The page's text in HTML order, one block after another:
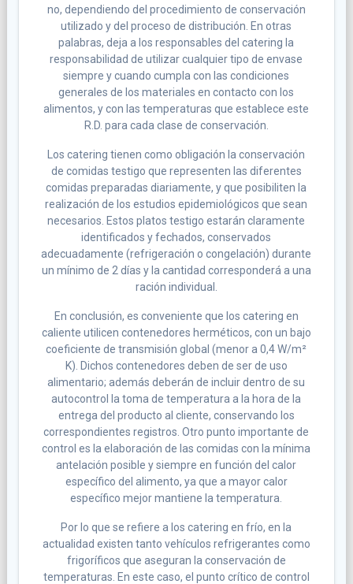
no, dependiendo del procedimiento de conservación
utilizado y del proceso de distribución. En otras
palabras, deja a los responsables del catering la
responsabilidad de utilizar cualquier tipo de envase
siempre y cuando cumpla con las condiciones
generales de los materiales en contacto con los
alimentos, y con las temperaturas que establece este
R.D. para cada clase de conservación.
Los catering tienen como obligación la conservación
de comidas testigo que representen las diferentes
comidas preparadas diariamente, y que posibiliten la
realización de los estudios epidemiológicos que sean
necesarios. Estos platos testigo estarán claramente
identificados y fechados, conservados
adecuadamente (refrigeración o congelación) durante
un mínimo de 2 días y la cantidad corresponderá a una
ración individual.
En conclusión, es conveniente que los catering en
caliente utilicen contenedores herméticos, con un bajo
coeficiente de transmisión global (menor a 0,4 W/m²
K). Dichos contenedores deben de ser de uso
alimentario; además deberán de incluir dentro de su
autocontrol la toma de temperatura a la hora de la
entrega del producto al cliente, conservando los
correspondientes registros. Otro punto importante de
control es la elaboración de las comidas con la mínima
antelación posible y siempre en función del calor
específico del alimento, ya que a mayor calor
específico mejor mantiene la temperatura.
Por lo que se refiere a los catering en frío, en la
actualidad existen tanto vehículos refrigerantes como
frigoríficos que aseguran la conservación de
temperaturas. En este caso, el punto crítico de control